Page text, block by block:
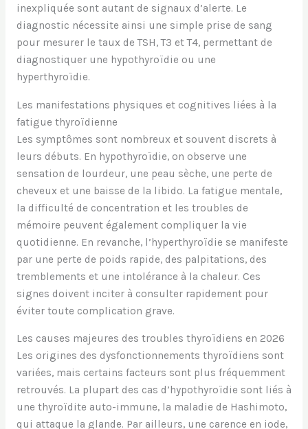
inexpliquée sont autant de signaux d’alerte. Le
diagnostic nécessite ainsi une simple prise de sang
pour mesurer le taux de TSH, T3 et T4, permettant de
diagnostiquer une hypothyroïdie ou une
hyperthyroïdie.
Les manifestations physiques et cognitives liées à la
fatigue thyroïdienne
Les symptômes sont nombreux et souvent discrets à
leurs débuts. En hypothyroïdie, on observe une
sensation de lourdeur, une peau sèche, une perte de
cheveux et une baisse de la libido. La fatigue mentale,
la difficulté de concentration et les troubles de
mémoire peuvent également compliquer la vie
quotidienne. En revanche, l’hyperthyroïdie se manifeste
par une perte de poids rapide, des palpitations, des
tremblements et une intolérance à la chaleur. Ces
signes doivent inciter à consulter rapidement pour
éviter toute complication grave.
Les causes majeures des troubles thyroïdiens en 2026
Les origines des dysfonctionnements thyroïdiens sont
variées, mais certains facteurs sont plus fréquemment
retrouvés. La plupart des cas d’hypothyroïdie sont liés à
une thyroïdite auto-immune, la maladie de Hashimoto,
qui attaque la glande. Par ailleurs, une carence en iode,